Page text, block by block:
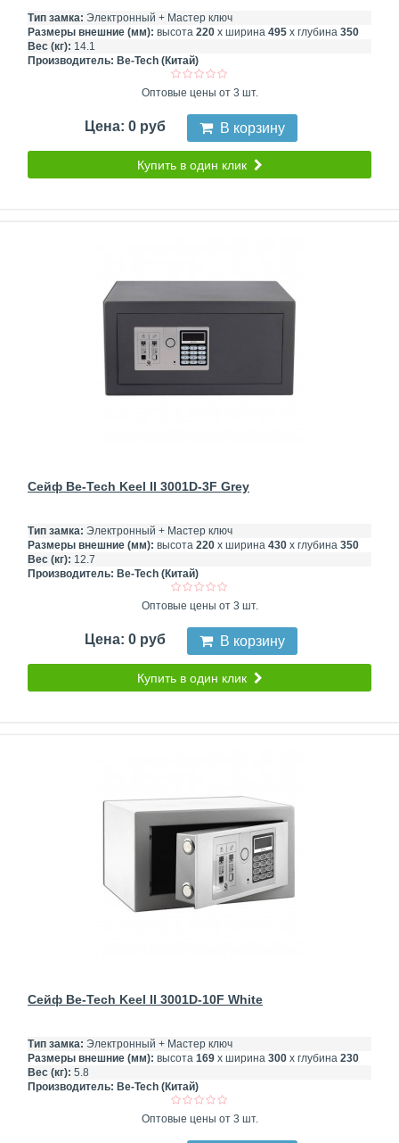
Тип замка: Электронный + Мастер ключ
Размеры внешние (мм): высота 220 х ширина 495 х глубина 350
Вес (кг): 14.1
Производитель: Be-Tech (Китай)
Оптовые цены от 3 шт.
Цена: 0 руб В корзину
Купить в один клик
Сейф Be-Tech Keel II 3001D-3F Grey
Тип замка: Электронный + Мастер ключ
Размеры внешние (мм): высота 220 х ширина 430 х глубина 350
Вес (кг): 12.7
Производитель: Be-Tech (Китай)
Оптовые цены от 3 шт.
Цена: 0 руб В корзину
Купить в один клик
Сейф Be-Tech Keel II 3001D-10F White
Тип замка: Электронный + Мастер ключ
Размеры внешние (мм): высота 169 х ширина 300 х глубина 230
Вес (кг): 5.8
Производитель: Be-Tech (Китай)
Оптовые цены от 3 шт.